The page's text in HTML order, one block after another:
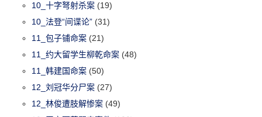
10_十字弩射杀案 (19)
10_法登“间谍论” (31)
11_包子铺命案 (21)
11_约大留学生柳乾命案 (48)
11_韩建国命案 (50)
12_刘冠华分尸案 (27)
12_林俊遭肢解惨案 (49)